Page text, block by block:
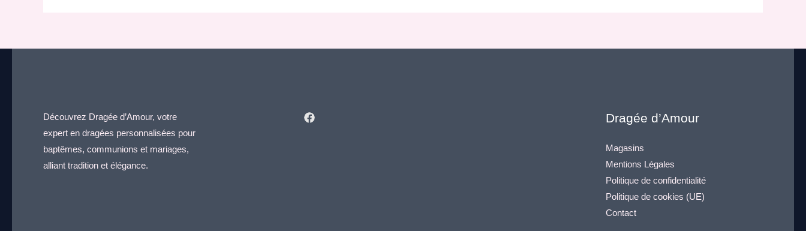
Découvrez Dragée d’Amour, votre
expert en dragées personnalisées pour
baptêmes, communions et mariages,
alliant tradition et élégance.
Dragée d’Amour
Magasins
Mentions Légales
Politique de confidentialité
Politique de cookies (UE)
Contact